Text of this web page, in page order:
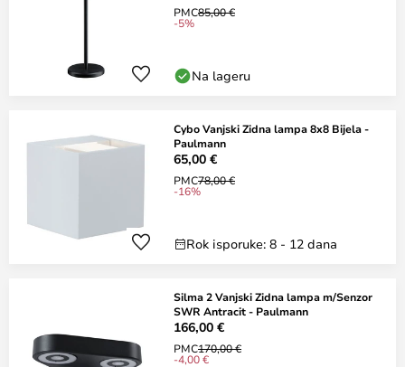
PMC85,00 €
-5%
Na lageru
Cybo Vanjski Zidna lampa 8x8 Bijela -
Paulmann
65,00 €
PMC78,00 €
-16%
Rok isporuke: 8 - 12 dana
Silma 2 Vanjski Zidna lampa m/Senzor
SWR Antracit - Paulmann
166,00 €
PMC170,00 €
-4,00 €